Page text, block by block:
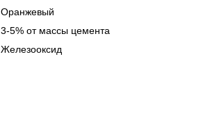
Оранжевый
3-5% от массы цемента
Железооксид